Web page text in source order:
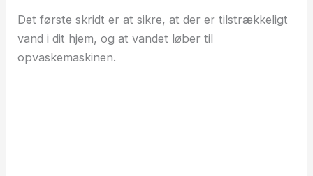
Det første skridt er at sikre, at der er tilstrækkeligt
vand i dit hjem, og at vandet løber til
opvaskemaskinen.